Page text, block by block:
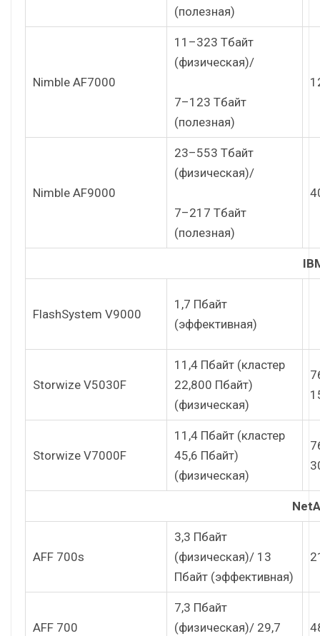
(полезная)
Nimble AF7000
11–323 Тбайт
(физическая)/
7–123 Тбайт
(полезная)
Nimble AF9000
23–553 Тбайт
(физическая)/
7–217 Тбайт
(полезная)
FlashSystem V9000
1,7 Пбайт
(эффективная)
Storwize V5030F
11,4 Пбайт (кластер
22,800 Пбайт)
(физическая)
Storwize V7000F
11,4 Пбайт (кластер
45,6 Пбайт)
(физическая)
AFF 700s
3,3 Пбайт
(физическая)/ 13
Пбайт (эффективная)
AFF 700
7,3 Пбайт
(физическая)/ 29,7